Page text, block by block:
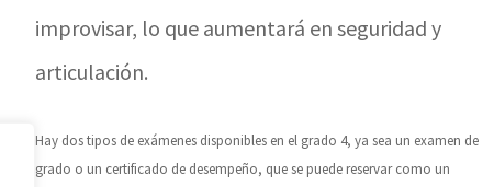
improvisar, lo que aumentará en seguridad y
articulación.
Hay dos tipos de exámenes disponibles en el grado 4, ya sea un examen de
grado o un certificado de desempeño, que se puede reservar como un